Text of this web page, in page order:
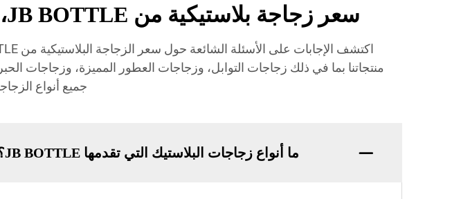
سعر زجاجة بلاستيكية من JB BOTTLE، التخصيص وزجاجات الحبر: الأسئلة الشائعة
جميع أنواع
ما أنواع زجاجات البلاستيك التي تقدمها JB BOTTLE؟